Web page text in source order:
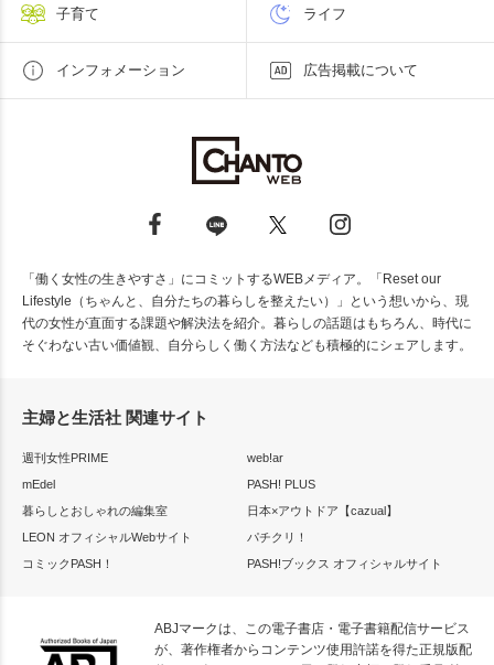
子育て ライフ
インフォメーション 広告掲載について
「働く女性の生きやすさ」にコミットするWEBメディア。「Reset our
Lifestyle（ちゃんと、自分たちの暮らしを整えたい）」という想いから、現
代の女性が直面する課題や解決法を紹介。暮らしの話題はもちろん、時代に
そぐわない古い価値観、自分らしく働く方法なども積極的にシェアします。
主婦と生活社 関連サイト
週刊女性PRIME
web!ar
mEdel
PASH! PLUS
暮らしとおしゃれの編集室
日本×アウトドア【cazual】
LEON オフィシャルWebサイト
パチクリ！
コミックPASH！
PASH!ブックス オフィシャルサイト
ABJマークは、この電子書店・電子書籍配信サービス
が、著作権者からコンテンツ使用許諾を得た正規版配